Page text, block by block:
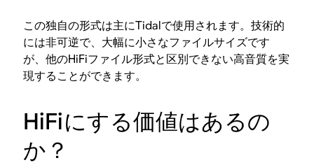
この独自の形式は主にTidalで使用されます。技術的
には非可逆で、大幅に小さなファイルサイズです
が、他のHiFiファイル形式と区別できない高音質を実
現することができます。
HiFiにする価値はあるの
か？